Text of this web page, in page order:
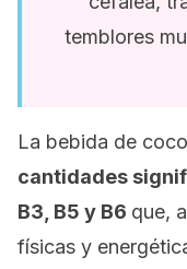
temblores
La bebida de
cantidades
B3, B5 y B6 que,
físicas y